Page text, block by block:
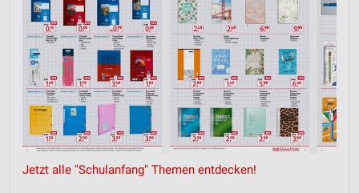
Jetzt alle "Schulanfang" Themen entdecken!